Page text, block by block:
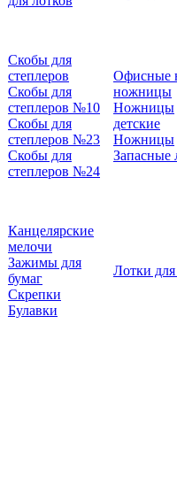
Скобы для
степлеров
Скобы для
степлеров №10
Скобы для
степлеров №23
Скобы для
степлеров №24
Офисные
ножницы
Ножницы
детские
Ножницы
Запасные
Канцелярские
мелочи
Зажимы для
бумаг
Скрепки
Булавки
Лотки